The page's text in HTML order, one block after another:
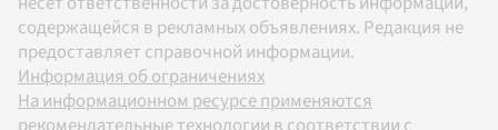
содержащейся в рекламных объявлениях. Редакция не
предоставляет справочной информации.
Информация об ограничениях
На информационном ресурсе применяются